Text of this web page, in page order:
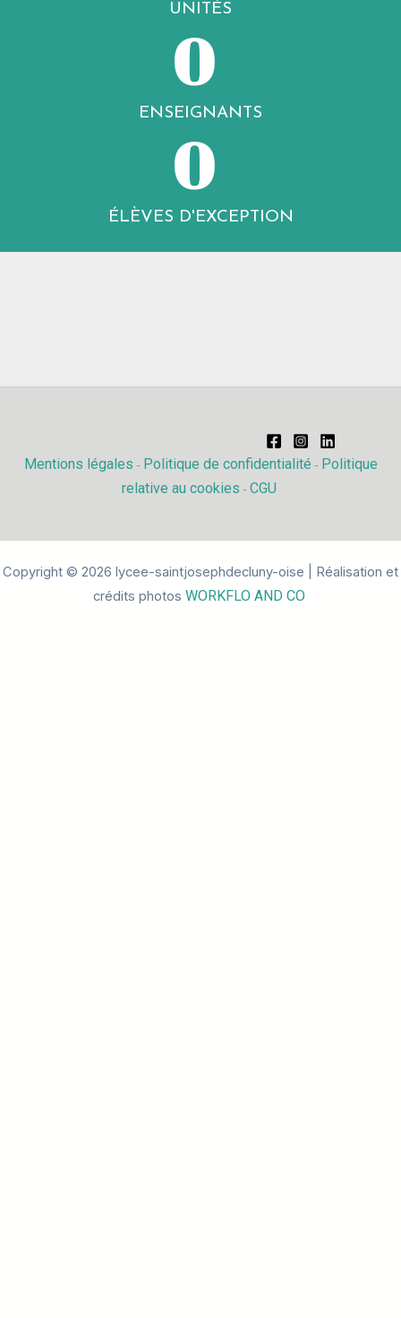
UNITÉS
ENSEIGNANTS
0
ÉLÈVES D'EXCEPTION
0
Mentions légales - Politique de confidentialité - Politique
relative au cookies - CGU
Copyright © 2026 lycee-saintjosephdecluny-oise | Réalisation et
crédits photos WORKFLO AND CO